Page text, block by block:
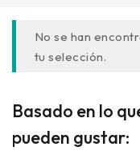
No se han
tu selección.
Basado en lo
pueden gustar: